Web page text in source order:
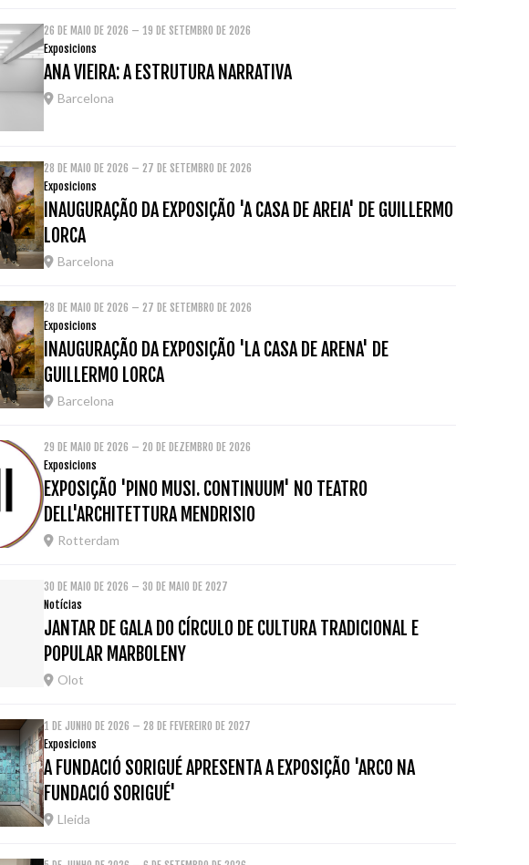
26 DE MAIO DE 2026 – 19 DE SETEMBRO DE 2026
Exposicions
ANA VIEIRA: A ESTRUTURA NARRATIVA
Barcelona
28 DE MAIO DE 2026 – 27 DE SETEMBRO DE 2026
Exposicions
INAUGURAÇÃO DA EXPOSIÇÃO 'A CASA DE AREIA' DE GUILLERMO
LORCA
Barcelona
28 DE MAIO DE 2026 – 27 DE SETEMBRO DE 2026
Exposicions
INAUGURAÇÃO DA EXPOSIÇÃO 'LA CASA DE ARENA' DE
GUILLERMO LORCA
Barcelona
29 DE MAIO DE 2026 – 20 DE DEZEMBRO DE 2026
Exposicions
EXPOSIÇÃO 'PINO MUSI. CONTINUUM' NO TEATRO
DELL'ARCHITETTURA MENDRISIO
Rotterdam
30 DE MAIO DE 2026 – 30 DE MAIO DE 2027
Notícias
JANTAR DE GALA DO CÍRCULO DE CULTURA TRADICIONAL E
POPULAR MARBOLENY
Olot
1 DE JUNHO DE 2026 – 28 DE FEVEREIRO DE 2027
Exposicions
A FUNDACIÓ SORIGUÉ APRESENTA A EXPOSIÇÃO 'ARCO NA
FUNDACIÓ SORIGUÉ'
Lleida